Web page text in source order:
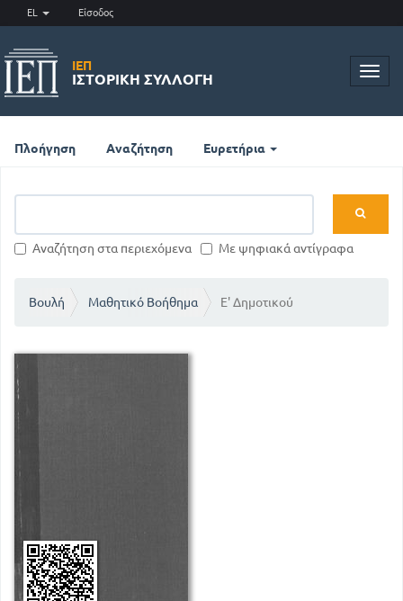
EL Είσοδος
ΙΕΠ
ΙΣΤΟΡΙΚΉ ΣΥΛΛΟΓΉ
Πλοήγηση Αναζήτηση Ευρετήρια
Αναζήτηση στα περιεχόμενα Με ψηφιακά αντίγραφα
Βουλή Μαθητικό Βοήθημα Ε' Δημοτικού